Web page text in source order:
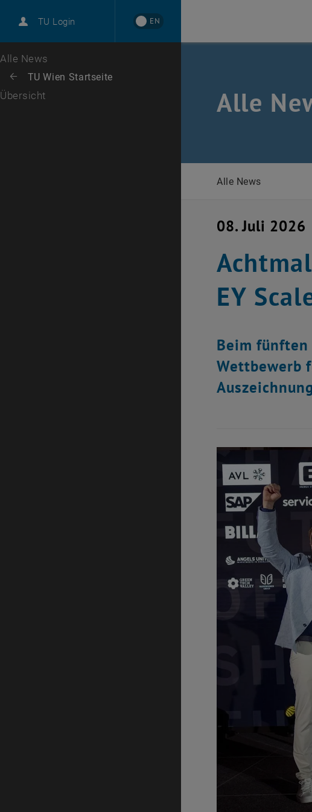
TU Login EN
Karriere
Zur 1. Menü Ebene
Alle News
Zurück: Subseiten von TU Wien Startseite auflisten
Zurück zur letzten Ebene:
TU Wien Startseite
Übersicht Alle
Alle News
08. Juli 2026
EY
Beim fünften
Wettbewerb